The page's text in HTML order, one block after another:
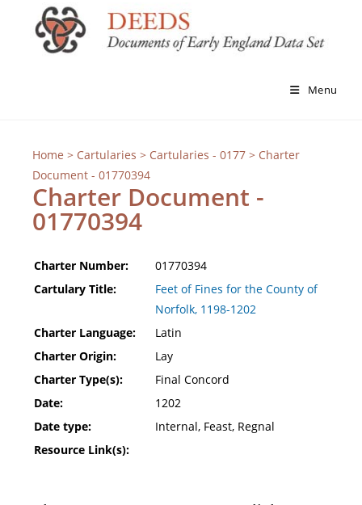
Menu
Home > Cartularies > Cartularies - 0177> Charter
Document - 01770394
Charter Document -
01770394
Charter Number:
01770394
Cartulary Title:
Feet of Fines for the County of
Norfolk, 1198-1202
Charter Language:
Latin
Charter Origin:
Lay
Charter Type(s):
Final Concord
Date:
1202
Date type:
Internal, Feast, Regnal
Resource Link(s):